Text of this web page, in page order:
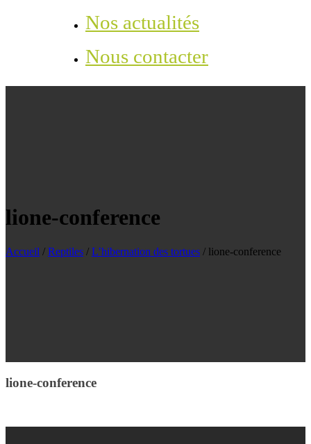
Nos actualités
Nous contacter
lione-conference
Accueil / Reptiles / L’hibernation des tortues / lione-conference
lione-conference